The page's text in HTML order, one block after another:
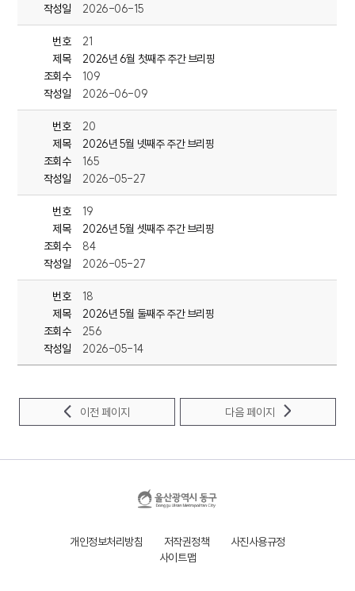
동구 전하2동 지역사회보장협의체가
여름철 맞춤형 특화사업인 '쿨~ 하길 바람'을 통해
관내 취약계층 7세대에 현관용 롤 방충망 설치를 지원합니다.
무더위와 해충으로 어려움을 겪는 이웃들의
주거환경을 개선하기 위해 마련됐으며,
냉방비 부담을 덜고 쾌적한 여름을 보낼 수 있을 것으로 기대됩니다.
3. 동구여성단체협의회, 이웃돕기 성금 기탁
동구여성단체협의회가
정월대보름 먹거리 장터 수익금으로 마련한 성금 100만 원을
지역 내 저소득층과 복지 취약계층 지원을 위해 전달했습니다.
협의회는 매년 성금 기탁과 봉사활동 등
꾸준한 나눔을 이어오고 있으며,
기탁된 성금은 도움이 필요한 이웃들에게
작성일
2026-06-15
번호
21
제목
2026년 6월 첫째주 주간 브리핑
조회수
109
작성일
2026-06-09
번호
20
제목
2026년 5월 넷째주 주간 브리핑
조회수
165
작성일
2026-05-27
번호
19
제목
2026년 5월 셋째주 주간 브리핑
조회수
84
작성일
2026-05-27
번호
18
제목
2026년 5월 둘째주 주간 브리핑
조회수
256
작성일
2026-05-14
이전 페이지 다음 페이지
개인정보처리방침 저작권정책
사진사용규정
사이트맵